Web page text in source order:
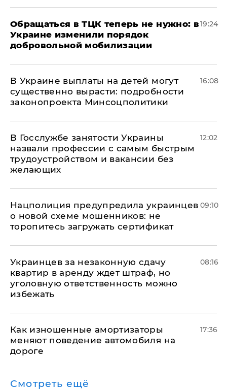
Обращаться в ТЦК теперь не нужно: в
Украине изменили порядок
добровольной мобилизации
19:24
В Украине выплаты на детей могут
существенно вырасти: подробности
законопроекта Минсоцполитики
16:08
В Госслужбе занятости Украины
назвали профессии с самым быстрым
трудоустройством и вакансии без
желающих
12:02
Нацполиция предупредила украинцев
о новой схеме мошенников: не
торопитесь загружать сертификат
09:10
Украинцев за незаконную сдачу
квартир в аренду ждет штраф, но
уголовную ответственность можно
избежать
08:16
Как изношенные амортизаторы
меняют поведение автомобиля на
дороге
17:36
Смотреть ещё